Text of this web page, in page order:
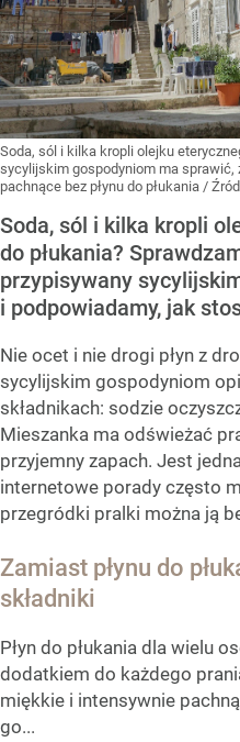
Soda, sól i kilka kropli olejku
sycylijskim gospodyniom ma sprawić,
pachnące bez płynu do płukania /
Soda, sól i kilka kropli
do płukania?
przypisywany
i podpowiadamy, jak
Nie ocet i nie drogi płyn z
sycylijskim gospodyniom
składnikach: sodzie
Mieszanka ma odświeżać
przyjemny zapach. Jest
internetowe porady często
przegródki pralki można ją
Zamiast płynu do
składniki
Płyn do płukania dla wielu
dodatkiem do każdego
miękkie i intensywnie
go...